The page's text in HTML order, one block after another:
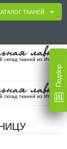
склад тканей из Италии
склад тканей из Италии
ТКАНЕЙ
Подбор